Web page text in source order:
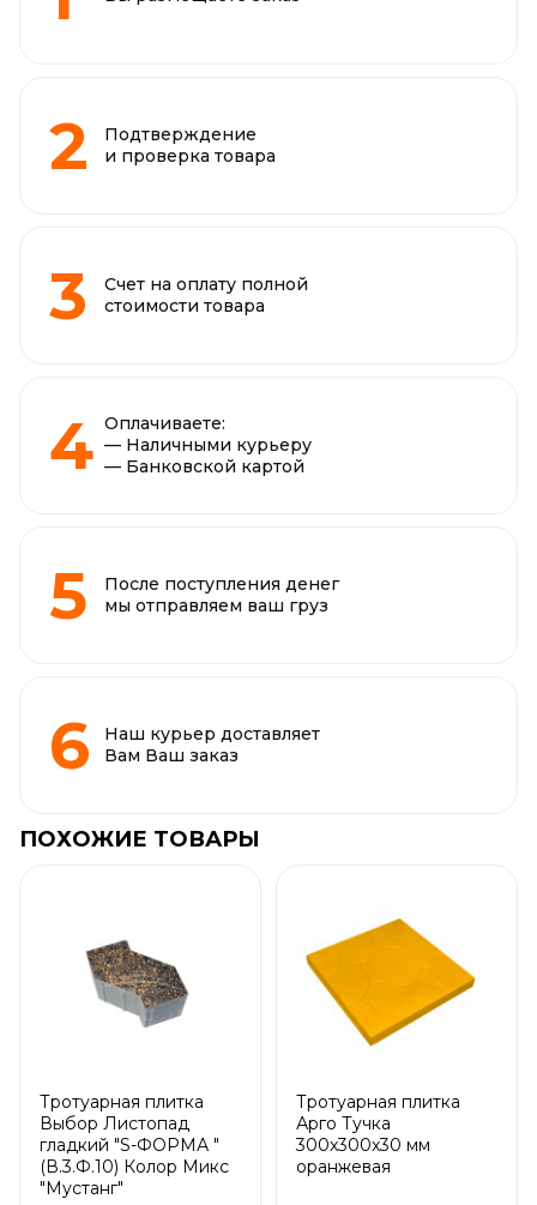
Подтверждение
и проверка товара
Счет на оплату полной
стоимости товара
Оплачиваете:
— Наличными курьеру
— Банковской картой
После поступления денег
мы отправляем ваш груз
Наш курьер доставляет
Вам Ваш заказ
ПОХОЖИЕ ТОВАРЫ
Тротуарная плитка
Выбор Листопад
гладкий "S-ФОРМА "
(В.3.Ф.10) Колор Микс
"Мустанг"
Тротуарная плитка
Арго Тучка
300x300x30 мм
оранжевая